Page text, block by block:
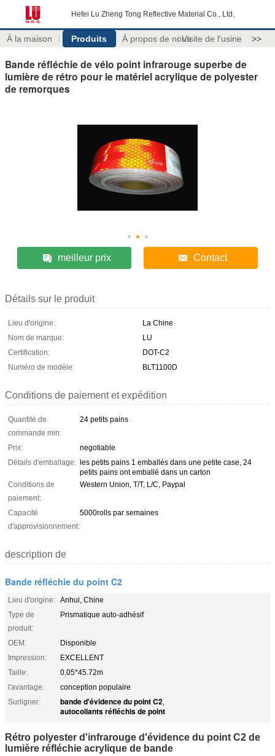
Hefei Lu Zheng Tong Reflective Material Co., Ltd.
À la maison Produits À propos de nousVisite de l'usine >>
Bande réfléchie de vélo point infrarouge superbe de
lumière de rétro pour le matériel acrylique de polyester
de remorques
meilleur prix Contact
Détails sur le produit
Lieu d'origine:
La Chine
Nom de marque:
LU
Certification:
DOT-C2
Numéro de modèle:
BLT1100D
Conditions de paiement et expédition
Quantité de
commande min:
24 petits pains
Prix:
negotiable
Détails d'emballage: les petits pains 1 emballés dans une petite case, 24
petits pains ont emballé dans un carton
Conditions de
paiement:
Western Union, T/T, L/C, Paypal
Capacité
d'approvisionnement:
5000rolls par semaines
description de
Bande réfléchie du point C2
Lieu d'origine: Anhui, Chine
Type de
produit:
Prismatique auto-adhésif
OEM:
Disponible
Impression:
EXCELLENT
Taille:
0.05*45.72m
l'avantage:
conception populaire
Surligner:
bande d'évidence du point C2,
autocollants réfléchis de point
Rétro polyester d'infrarouge d'évidence du point C2 de
lumière réfléchie acrylique de bande